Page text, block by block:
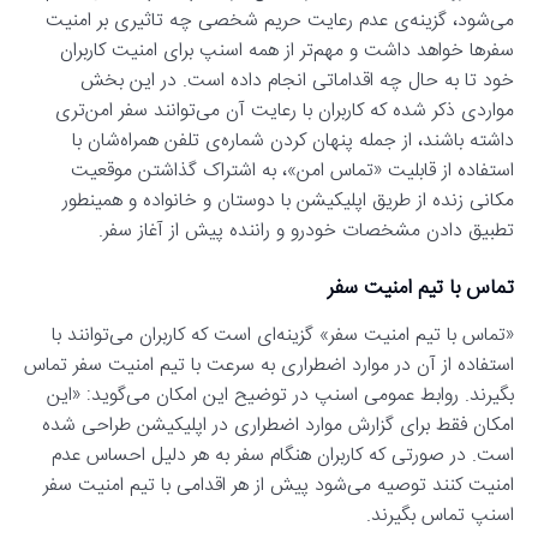
می‌شود، گزینه‌ی عدم رعایت حریم شخصی چه تاثیری بر امنیت
سفرها خواهد داشت و مهم‌تر از همه اسنپ برای امنیت کاربران
خود تا به حال چه اقداماتی انجام داده است. در این بخش
مواردی ذکر شده که کاربران با رعایت آن می‌توانند سفر امن‌تری
داشته باشند، از جمله پنهان کردن شماره‌ی تلفن همراه‌شان با
استفاده از قابلیت «تماس امن»، به اشتراک گذاشتن موقعیت
مکانی زنده از طریق اپلیکیشن با دوستان و خانواده و همینطور
تطبیق دادن مشخصات خودرو و راننده پیش از آغاز سفر.
تماس با تیم امنیت سفر
«تماس با تیم امنیت سفر» گزینه‌ای است که کاربران می‌توانند با
استفاده از آن در موارد اضطراری به سرعت با تیم امنیت سفر تماس
بگیرند. روابط عمومی اسنپ در توضیح این امکان می‌گوید: «این
امکان فقط برای گزارش موارد اضطراری در اپلیکیشن طراحی شده
است. در صورتی که کاربران هنگام سفر به هر دلیل احساس عدم
امنیت کنند توصیه می‌شود پیش از هر اقدامی با تیم امنیت سفر
اسنپ تماس بگیرند.